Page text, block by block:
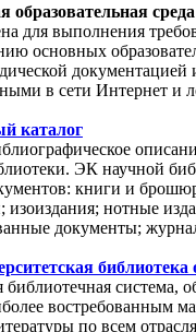
образовательная
для выполнения
основных
документацией
в сети Интернет и
каталог
ЭК научной
книги и
изоиздания; нотные
документы;
библиотека
библиотечная система,
востребованным
по всем